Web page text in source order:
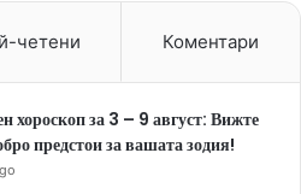
четени Коментари
хороскоп за 3 – 9 август: Вижте
предстои за вашата зодия!